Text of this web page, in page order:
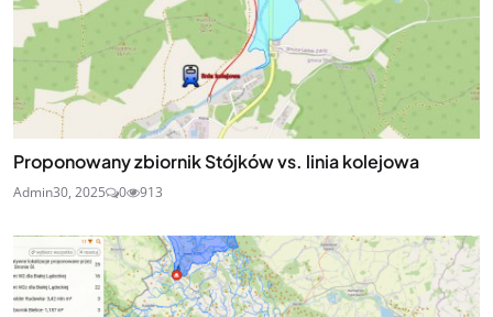
Proponowany zbiornik Stójków vs. linia kolejowa
Admin30, 2025 0 913